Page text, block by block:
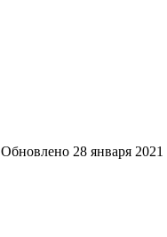
Обновлено 28 января 2021